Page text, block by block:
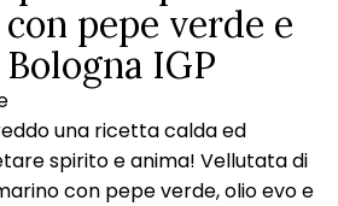
pepe verde e
IGP
una ricetta calda ed
spirito e anima! Vellutata di
con pepe verde, olio evo e